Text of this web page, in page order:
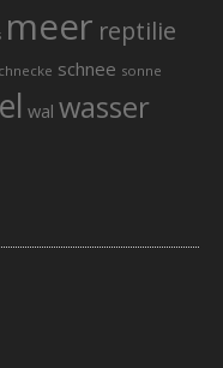
meer reptilie
schnee sonne
wal wasser